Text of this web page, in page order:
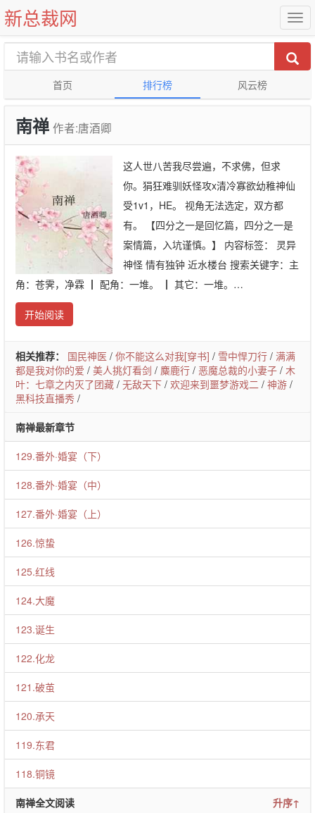
新总裁网
首页 排行榜 风云榜
南禅 作者:唐酒卿
这人世八苦我尽尝遍，不求佛，但求
你。狷狂难驯妖怪攻x清冷寡欲幼稚神仙
受1v1，HE。 视角无法选定，双方都
有。 【四分之一是回忆篇，四分之一是
案情篇，入坑谨慎。】 内容标签： 灵异
神怪 情有独钟 近水楼台 搜索关键字：主
角：苍霁，净霖 ┃ 配角：一堆。 ┃ 其它：一堆。…
开始阅读
相关推荐： 国民神医 / 你不能这么对我[穿书] / 雪中悍刀行 / 满满
都是我对你的爱 / 美人挑灯看剑 / 麋鹿行 / 恶魔总裁的小妻子 / 木
叶：七章之内灭了团藏 / 无敌天下 / 欢迎来到噩梦游戏二 / 神游 /
黑科技直播秀 /
南禅最新章节
129.番外·婚宴（下）
128.番外·婚宴（中）
127.番外·婚宴（上）
126.惊蛰
125.红线
124.大魔
123.诞生
122.化龙
121.破茧
120.承天
119.东君
118.铜镜
南禅全文阅读 升序↑